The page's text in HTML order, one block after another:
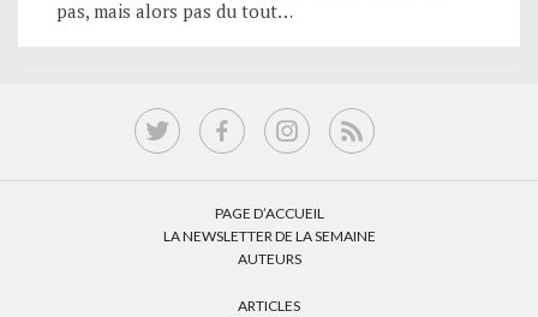
pas, mais alors pas du tout…
PAGE D’ACCUEIL
LA NEWSLETTER DE LA SEMAINE
AUTEURS
ARTICLES